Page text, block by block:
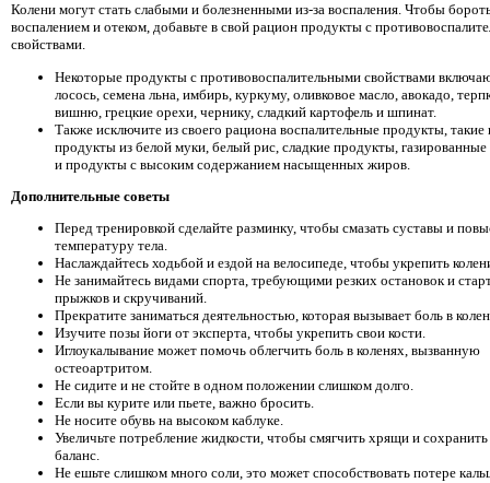
Колени могут стать слабыми и болезненными из-за воспаления. Чтобы
воспалением и отеком, добавьте в свой рацион продукты с
свойствами.
Некоторые продукты с противовоспалительными свойствами
лосось, семена льна, имбирь, куркуму, оливковое масло, авокадо,
вишню, грецкие орехи, чернику, сладкий картофель и шпинат.
Также исключите из своего рациона воспалительные продукты, такие
продукты из белой муки, белый рис, сладкие продукты, газированные
и продукты с высоким содержанием насыщенных жиров.
Дополнительные советы
Перед тренировкой сделайте разминку, чтобы смазать суставы и
температуру тела.
Наслаждайтесь ходьбой и ездой на велосипеде, чтобы укрепить
Не занимайтесь видами спорта, требующими резких остановок и
прыжков и скручиваний.
Прекратите заниматься деятельностью, которая вызывает боль в
Изучите позы йоги от эксперта, чтобы укрепить свои кости.
Иглоукалывание может помочь облегчить боль в коленях, вызванную
остеоартритом.
Не сидите и не стойте в одном положении слишком долго.
Если вы курите или пьете, важно бросить.
Не носите обувь на высоком каблуке.
Увеличьте потребление жидкости, чтобы смягчить хрящи и
баланс.
Не ешьте слишком много соли, это может способствовать потере